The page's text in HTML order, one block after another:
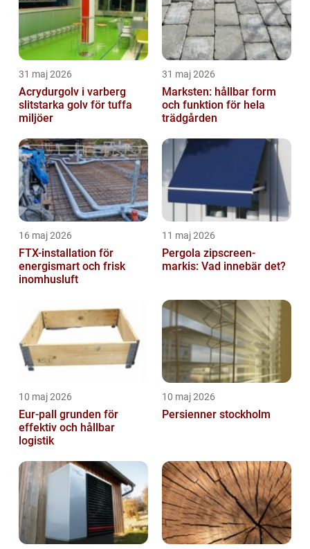
31 maj 2026
Acrydurgolv i varberg
slitstarka golv för tuffa
miljöer
31 maj 2026
Marksten: hållbar form
och funktion för hela
trädgården
16 maj 2026
FTX-installation för
energismart och frisk
inomhusluft
11 maj 2026
Pergola zipscreen-
markis: Vad innebär det?
10 maj 2026
Eur-pall grunden för
effektiv och hållbar
logistik
10 maj 2026
Persienner stockholm